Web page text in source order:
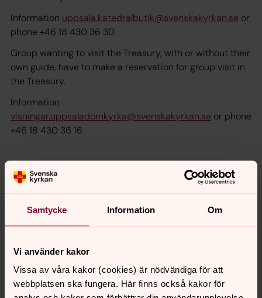
Samtycke Information Om
Vi använder kakor
Vissa av våra kakor (cookies) är nödvändiga för att
webbplatsen ska fungera. Här finns också kakor för
Information uppsala.katedralbutik@svenskakyrkan.se or
phone +46 18 430 36 30
Group wanting to visit the Treasury, with or without their
own guide, have to make a reservation for group visit in
the Treasury.
Information
visningar.uppsaladomkyrka@svenskakyrkan.se or phone
+46 18 430 36 16